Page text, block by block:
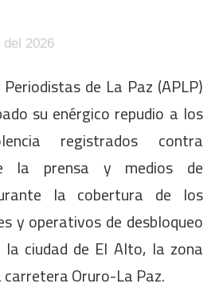
del 2026
de La Paz (APLP)
su enérgico repudio a los
registrados contra
la prensa y medios de
la cobertura de los
y operativos de desbloqueo
ciudad de El Alto, la zona
carretera Oruro-La Paz.